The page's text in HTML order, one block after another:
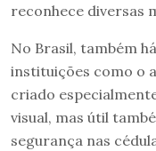
reconhece diversas
No Brasil, também
instituições como o
criado
visual, mas útil
segurança nas